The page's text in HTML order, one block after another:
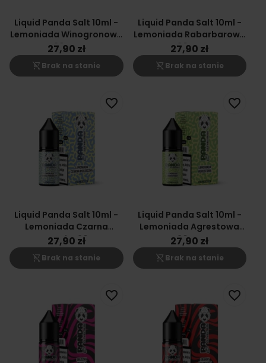
Liquid Panda Salt 10ml -
Lemoniada Winogronowa
20mg
27,90 zł
shopping_cart_off Brak na stanie
Liquid Panda Salt 10ml -
Lemoniada Rabarbarowa
20mg
27,90 zł
shopping_cart_off Brak na stanie
Liquid Panda Salt 10ml -
Lemoniada Czarna
Porzeczka 20mg
27,90 zł
shopping_cart_off Brak na stanie
favorite_border
Liquid Panda Salt 10ml -
Lemoniada Agrestowa
20mg
27,90 zł
shopping_cart_off Brak na stanie
favorite_border
favorite_border favorite_border